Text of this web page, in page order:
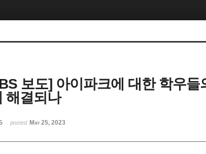
보도] 아이파크에 대한 학우들
해결되나
posted May 25, 2023